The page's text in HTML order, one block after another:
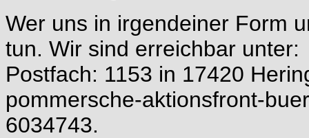
Wer uns in irgendeiner Form
tun. Wir sind erreichbar unter:
Postfach: 1153 in 17420
pommersche-aktionsfront-
6034743.